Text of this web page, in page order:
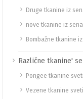
Druge tkanine iz
nove tkanine iz
Bombažne tkanine
Različne tkanine'
Pongee tkanine
Vezene tkanine